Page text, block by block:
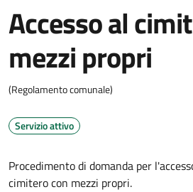
Accesso al
mezzi propri
(Regolamento comunale)
Servizio attivo
Procedimento di domanda per
cimitero con mezzi propri.